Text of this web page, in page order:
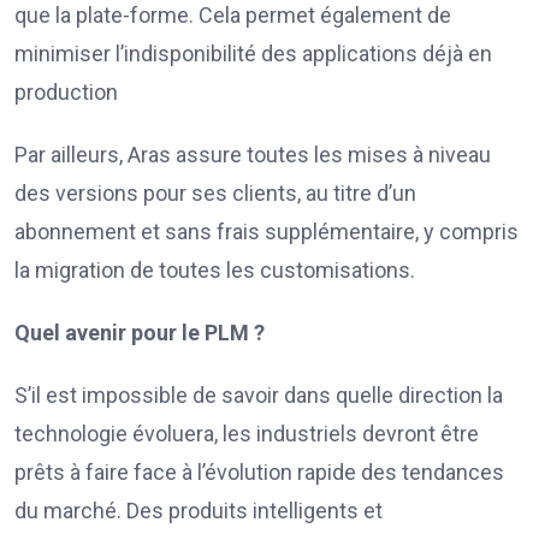
que la plate-forme. Cela permet également de
minimiser l’indisponibilité des applications déjà en
production
Par ailleurs, Aras assure toutes les mises à niveau
des versions pour ses clients, au titre d’un
abonnement et sans frais supplémentaire, y compris
la migration de toutes les customisations.
Quel avenir pour le PLM ?
S’il est impossible de savoir dans quelle direction la
technologie évoluera, les industriels devront être
prêts à faire face à l’évolution rapide des tendances
du marché. Des produits intelligents et